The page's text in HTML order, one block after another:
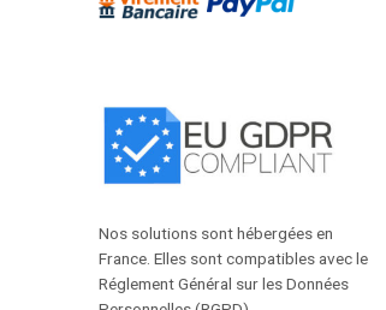
Nos solutions sont hébergées en
France. Elles sont compatibles avec le
Réglement Général sur les Données